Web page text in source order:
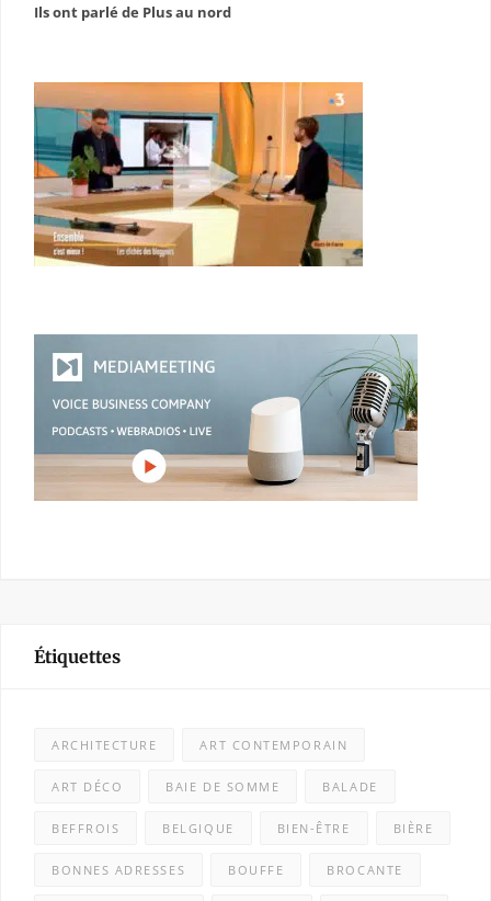
Ils ont parlé de Plus au nord
Étiquettes
ARCHITECTURE ART CONTEMPORAIN
ART DÉCO BAIE DE SOMME BALADE
BEFFROIS BELGIQUE BIEN-ÊTRE BIÈRE
BONNES ADRESSES BOUFFE BROCANTE